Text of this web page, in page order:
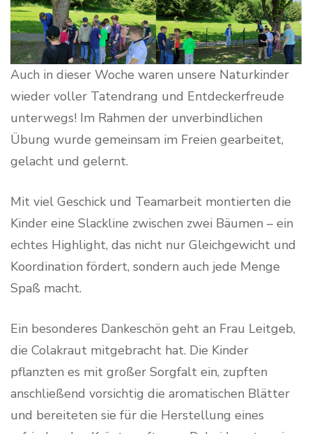
Auch in dieser Woche waren unsere Naturkinder
wieder voller Tatendrang und Entdeckerfreude
unterwegs! Im Rahmen der unverbindlichen
Übung wurde gemeinsam im Freien gearbeitet,
gelacht und gelernt.
Mit viel Geschick und Teamarbeit montierten die
Kinder eine Slackline zwischen zwei Bäumen – ein
echtes Highlight, das nicht nur Gleichgewicht und
Koordination fördert, sondern auch jede Menge
Spaß macht.
Ein besonderes Dankeschön geht an Frau Leitgeb,
die Colakraut mitgebracht hat. Die Kinder
pflanzten es mit großer Sorgfalt ein, zupften
anschließend vorsichtig die aromatischen Blätter
und bereiteten sie für die Herstellung eines